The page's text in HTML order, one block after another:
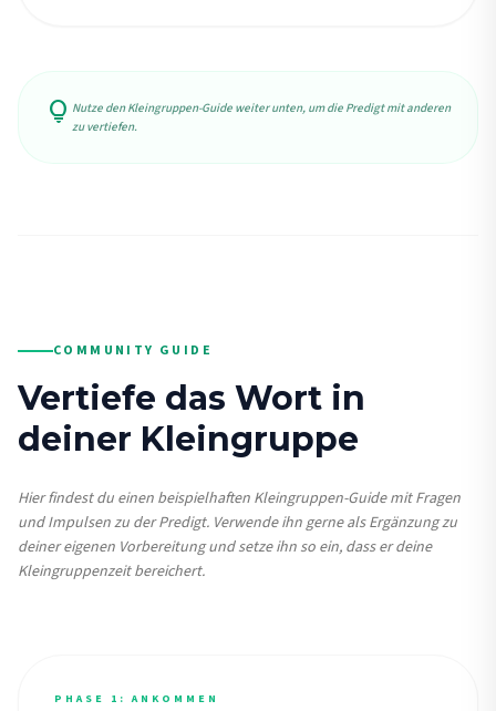
lightbulb Nutze den Kleingruppen-Guide weiter unten, um die Predigt mit anderen
zu vertiefen.
COMMUNITY GUIDE
Vertiefe das Wort in
deiner Kleingruppe
Hier findest du einen beispielhaften Kleingruppen-Guide mit Fragen
und Impulsen zu der Predigt. Verwende ihn gerne als Ergänzung zu
deiner eigenen Vorbereitung und setze ihn so ein, dass er deine
Kleingruppenzeit bereichert.
PHASE 1: ANKOMMEN